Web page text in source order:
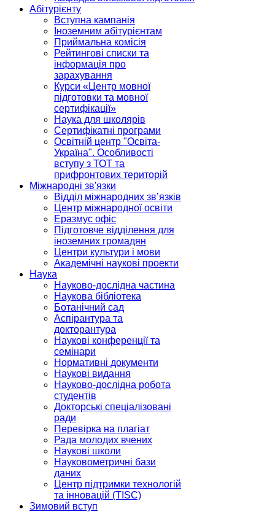
Абітурієнту
Вступна кампанія
Іноземним абітурієнтам
Приймальна комісія
Рейтингові списки та
інформація про
зарахування
Курси «Центр мовної
підготовки та мовної
сертифікації»
Наука для школярів
Сертифікатні програми
Освітній центр "Освіта-
Україна". Особливості
вступу з ТОТ та
прифронтових територій
Міжнародні зв'язки
Відділ міжнародних зв’язків
Центр міжнародної освіти
Еразмус офіс
Підготовче відділення для
іноземних громадян
Центри культури і мови
Академічні наукові проекти
Наука
Науково-дослідна частина
Наукова бібліотека
Ботанічний сад
Аспірантура та
докторантура
Наукові конференції та
семінари
Нормативні документи
Наукові видання
Науково-дослідна робота
студентів
Докторські спеціалізовані
ради
Перевірка на плагіат
Рада молодих вчених
Наукові школи
Науковометричні бази
даних
Центр підтримки технологій
та інновацій (TISC)
Зимовий вступ